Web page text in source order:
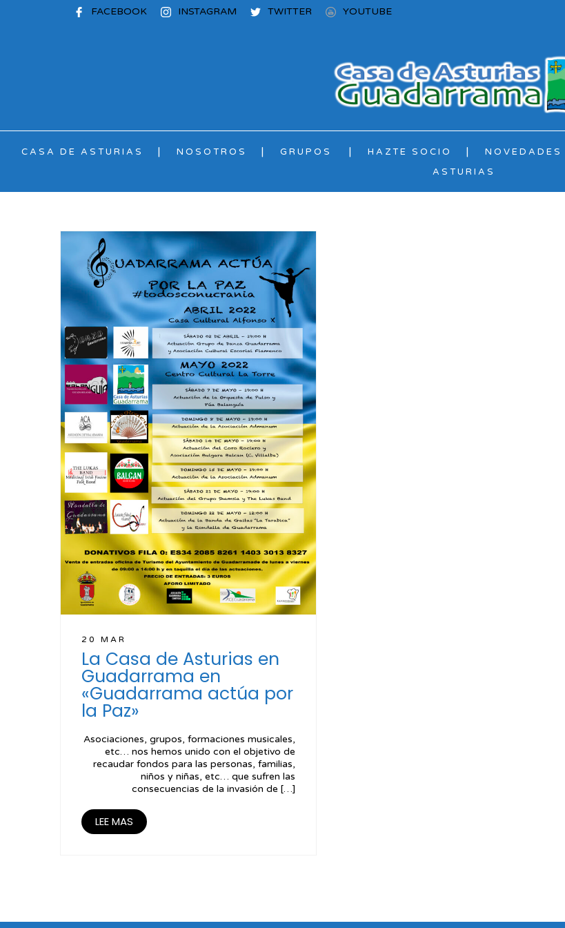
FACEBOOK INSTAGRAM TWITTER YOUTUBE
CASA DE ASTURIAS NOSOTROS GRUPOS HAZTE SOCIO NOVEDADES
ASTURIAS
20 MAR
La Casa de Asturias en
Guadarrama en
«Guadarrama actúa por
la Paz»
Asociaciones, grupos, formaciones musicales,
etc… nos hemos unido con el objetivo de
recaudar fondos para las personas, familias,
niños y niñas, etc… que sufren las
consecuencias de la invasión de […]
LEE MAS